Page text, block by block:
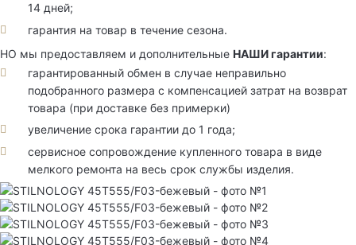
14 дней;
гарантия на товар в течение сезона.
НО мы предоставляем и дополнительные НАШИ гарантии:
гарантированный обмен в случае неправильно
подобранного размера с компенсацией затрат на возврат
товара (при доставке без примерки)
увеличение срока гарантии до 1 года;
сервисное сопровождение купленного товара в виде
мелкого ремонта на весь срок службы изделия.